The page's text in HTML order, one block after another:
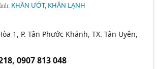
KHĂN ƯỚT, KHĂN LẠNH
1, P. Tân Phước Khánh, TX. Tân Uyên,
,0907 813 048